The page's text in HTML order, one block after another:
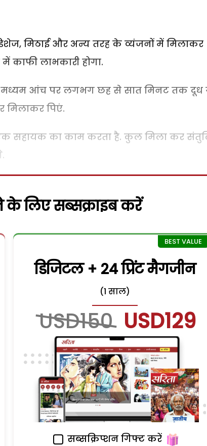
मिठाई और अन्य तरह के व्यंजनों में मिलाकर
लाभकारी होगा.
मध्यम आंच पर लगभग छह से सात मिनट तक दूध
मिलाकर पिएं.
सहायक का काम करता है. कुल मिला कर
लिए सब्सक्राइब करें
डिजिटल + 24 प्रिंट मैगजीन
(1 साल)
USD150 USD129
सब्सक्रिप्शन गिफ्ट करें